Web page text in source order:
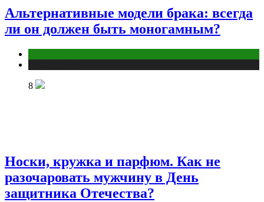
Альтернативные модели брака: всегда
ли он должен быть моногамным?
8
Носки, кружка и парфюм. Как не
разочаровать мужчину в День
защитника Отечества?